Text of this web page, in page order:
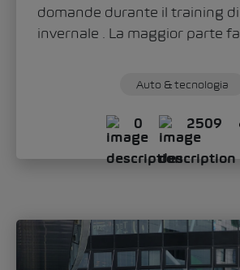
domande durante il training
invernale . La maggior parte
Auto & tecnologia
0 2509